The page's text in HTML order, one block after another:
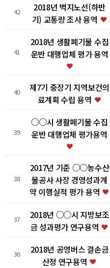
42
2018년 벽지노선(하반
기) 교통량 조사 용역
41
2018년 생활폐기물 수집
운반 대행업체 평가 용역
40
제7기 중장기 지역보건의
료계획 수립 용역
39
○○시 생활폐기물 수집
운반 대행업체 평가용역
38
2017년 기준 ○○농수산
물공사 사장 경영성과계
약 이행실적 평가 용역
37
2018년 ○○시 지방보조
금 성과평가 연구용역
36
2018년 공영버스 결손금
산정 연구용역